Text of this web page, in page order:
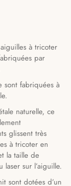
à tricoter
par
sont fabriquées à
naturelle, ce
glissent très
à tricoter en
la taille de
sur l’aiguille.
sont dotées d’un